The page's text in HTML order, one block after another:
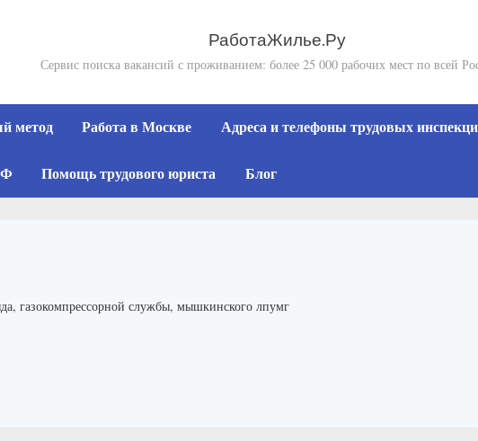
РаботаЖилье.Ру
Сервис поиска вакансий с проживанием: более 25 000 рабочих мест по всей
метод Работа в Москве Адреса и телефоны трудовых
Помощь трудового юриста Блог
газокомпрессорной службы, мышкинского лпумг